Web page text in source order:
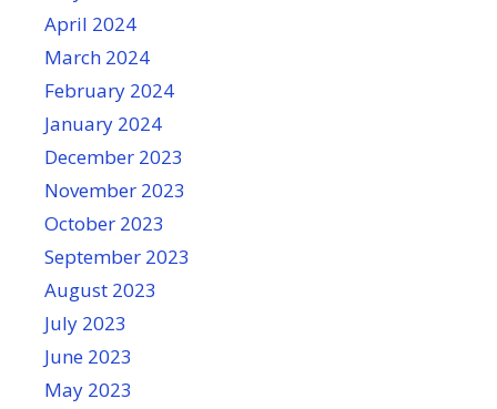
April 2024
March 2024
February 2024
January 2024
December 2023
November 2023
October 2023
September 2023
August 2023
July 2023
June 2023
May 2023